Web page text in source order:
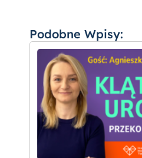
Podobne Wpisy: